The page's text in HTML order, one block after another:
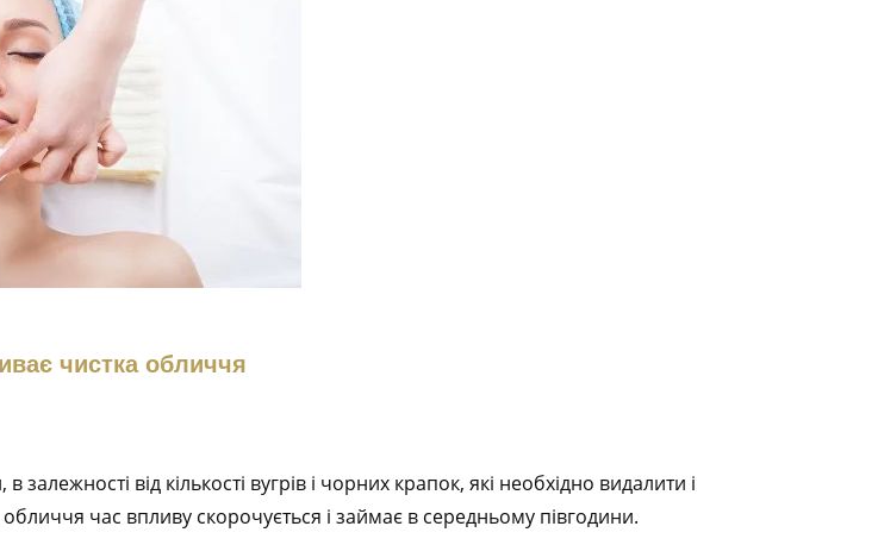
чистка обличчя
від кількості вугрів і чорних крапок, які необхідно видалити і
час впливу скорочується і займає в середньому півгодини.